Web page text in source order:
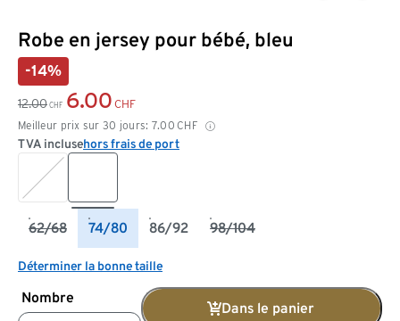
Robe en jersey pour bébé, bleu
-14%
12.00 CHF 6.00 CHF
Meilleur prix sur 30 jours: 7.00 CHF
TVA inclusehors frais de port
62/68 74/80 86/92 98/104
Déterminer la bonne taille
Nombre
Dans le panier